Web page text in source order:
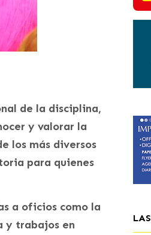
de la disciplina,
y valorar la
los más diversos
para quienes
a oficios como la
y trabajos en